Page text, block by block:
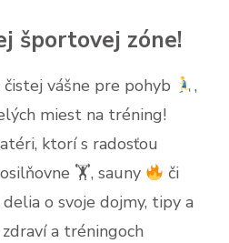
športovej zóne!
vášne pre pohyb
,
miest na tréning!
ktorí s radosťou
🏋, sauny
či
o svoje dojmy, tipy a
a tréningoch